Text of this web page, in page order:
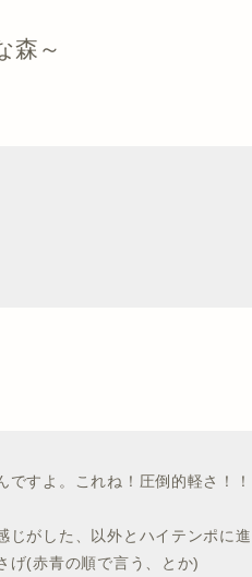
森～
すよ。これね！圧倒的軽さ！
がした、以外とハイテンポに
げ(赤青の順で言う、とか)